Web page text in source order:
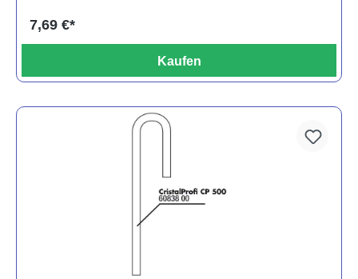
7,69 €*
Kaufen